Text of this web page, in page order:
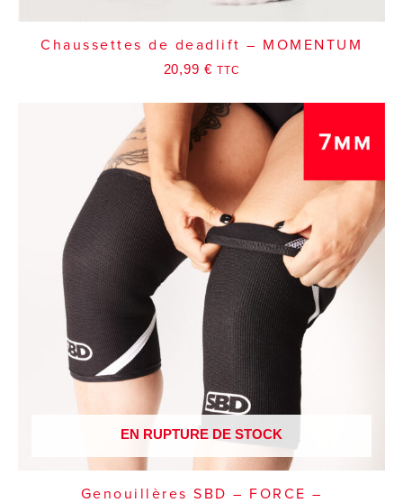
Chaussettes de deadlift – MOMENTUM
20,99 € TTC
EN RUPTURE DE STOCK
Genouillères SBD – FORCE –